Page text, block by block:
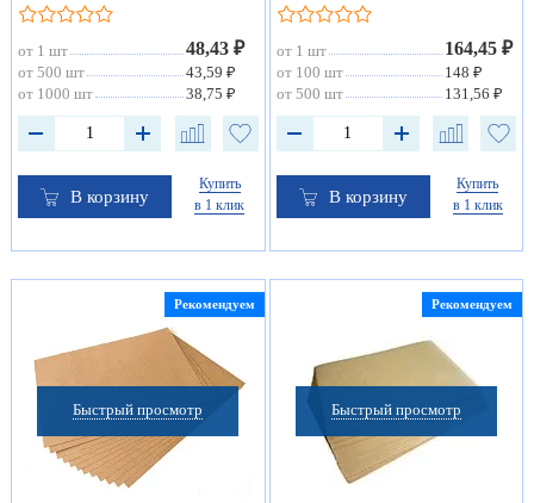
от 1 шт 48,43 ₽
от 500 шт
43,59 ₽
от 1000 шт
38,75 ₽
В корзину
Купить
в 1 клик
от 1 шт 164,45 ₽
от 100 шт
148 ₽
от 500 шт
131,56 ₽
В корзину
Купить
в 1 клик
Быстрый просмотр
Рекомендуем
Быстрый просмотр
Рекомендуем